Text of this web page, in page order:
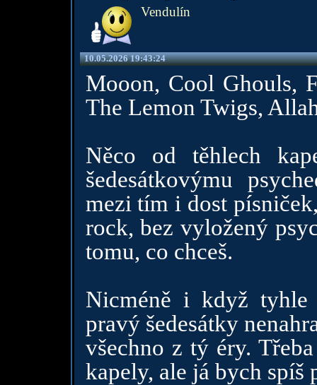
Vendulín
10.05.2026 19:43:24
Mooon, Cool Ghouls,
The Lemon Twigs,
Něco od těhlech
šedesátkovýmu
mezi tím i dost
rock, bez vyložený
tomu, co chceš.
Nicméně i když tyhle
pravý šedesátky
všechno z tý éry.
kapely, ale já bych spíš